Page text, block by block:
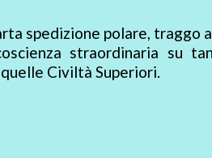
spedizione polare, traggo
straordinaria su
Civiltà Superiori.